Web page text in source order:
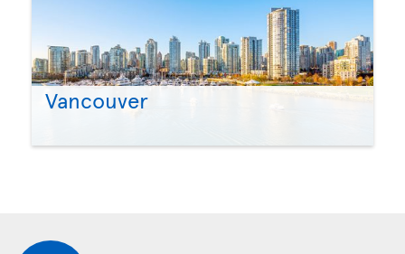
Vancouver